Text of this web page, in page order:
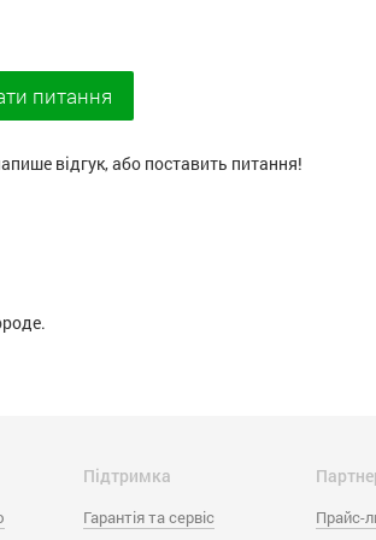
питання
відгук, або поставить питання!
Підтримка
Гарантія та сервіс
Прайс-